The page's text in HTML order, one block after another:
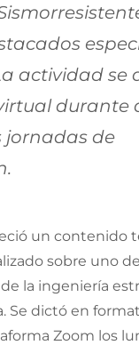
Contacto
actividad se
durante
jornadas de
un contenido
sobre uno
la ingeniería
Se dictó en
Zoom los